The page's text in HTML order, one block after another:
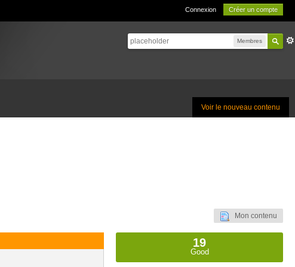
Connexion Créer un compte
Membres
Voir le nouveau contenu
Mon contenu
19
Good